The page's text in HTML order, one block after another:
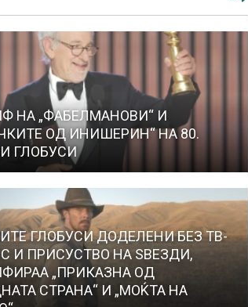
НА „ФАБЕЛМАНОВИ“ И
ОД ИНИШЕРИН“ НА 80.
ГЛОБУСИ
ГЛОБУСИ ДОДЕЛЕНИ БЕЗ ТВ-
И ПРИСУСТВО НА ЅВЕЗДИ,
„ПРИКАЗНА ОД
СТРАНА“ И „МОЌТА НА